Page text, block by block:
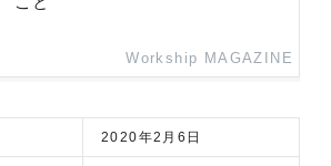
Workship MAGAZINE
2020年2月6日